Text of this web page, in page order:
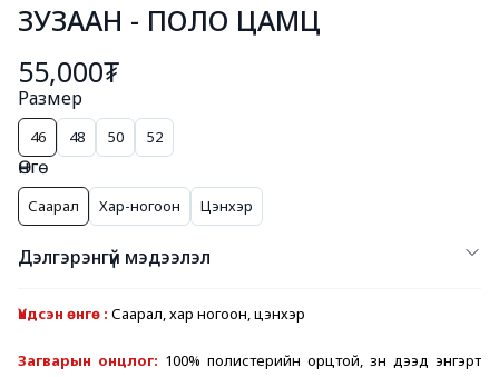
ЗУЗААН - ПОЛО ЦАМЦ
55,000₮
Размер
46 48 50 52
Өнгө
Саарал Хар-ногоон Цэнхэр
Дэлгэрэнгүй мэдээлэл
Үндсэн өнгө : Саарал, хар ногоон, цэнхэр
Загварын онцлог: 100% полистерийн орцтой, зүүн дээд энгэрт